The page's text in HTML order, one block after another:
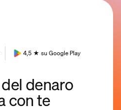
4,5 ★ su Google Play
denaro
con te